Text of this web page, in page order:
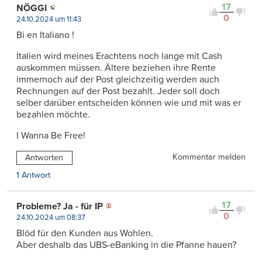
17
0
NÖGGI
24.10.2024 um 11:43
Bi en Italiano !
Italien wird meines Erachtens noch lange mit Cash
auskommen müssen. Ältere beziehen ihre Rente
immernoch auf der Post gleichzeitig werden auch
Rechnungen auf der Post bezahlt. Jeder soll doch
selber darüber entscheiden können wie und mit was er
bezahlen möchte.
I Wanna Be Free!
Antworten
Kommentar melden
1 Antwort
17
0
Probleme? Ja - für IP
24.10.2024 um 08:37
Blöd für den Kunden aus Wohlen.
Aber deshalb das UBS-eBanking in die Pfanne hauen?